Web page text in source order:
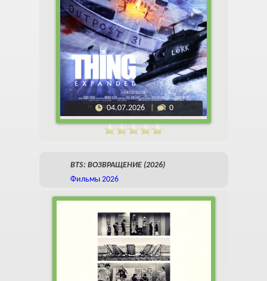
04.07.2026 0
BTS: ВОЗВРАЩЕНИЕ (2026)
Фильмы 2026